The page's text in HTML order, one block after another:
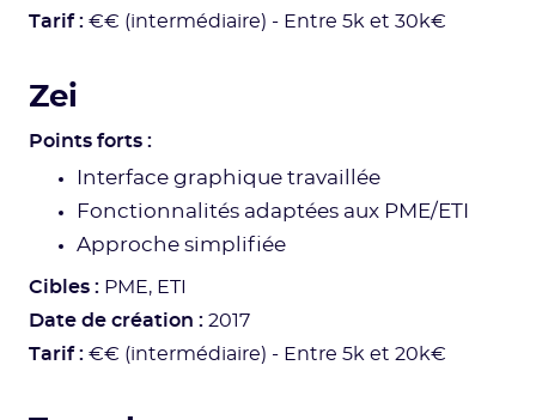
Tarif : €€ (intermédiaire) - Entre 5k et 30k€
Zei
Points forts :
Interface graphique travaillée
Fonctionnalités adaptées aux PME/ETI
Approche simplifiée
Cibles : PME, ETI
Date de création : 2017
Tarif : €€ (intermédiaire) - Entre 5k et 20k€